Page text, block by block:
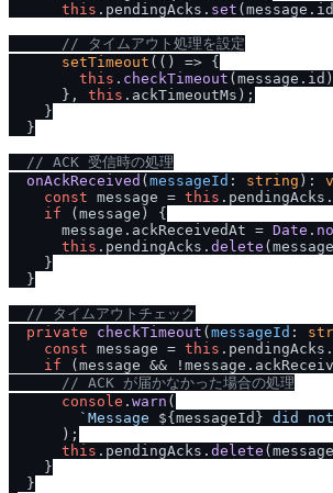
this . pendingAcks . set (message. id
/ / タイムアウト処理を設定
setTimeout ( () => {
this . checkTimeout (message. id
      },
this . ackTimeoutMs );
    }
  }
/ / ACK 受信時の処理
onAckReceived (messageId : string ):
const message = this . pendingAcks .
if (message) {
      message.
ackReceivedAt = Date .
this . pendingAcks . delete
    }
  }
/ / タイムアウトチェック
private
checkTimeout (messageId :
const message = this . pendingAcks .
if (message && !message.
/ / ACK が届かなかった場合の処理
console . warn (
`Message ${messageId} did not
      );
this . pendingAcks . delete
    }
  }